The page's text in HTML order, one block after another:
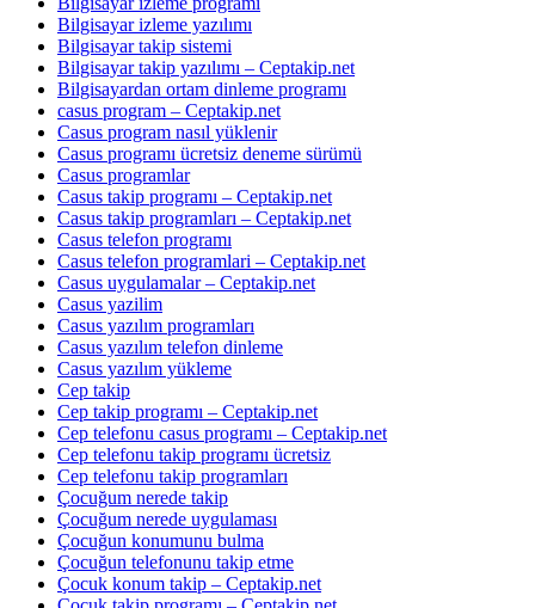
Bilgisayar izleme yazılımı
Bilgisayar takip sistemi
Bilgisayar takip yazılımı – Ceptakip.net
Bilgisayardan ortam dinleme programı
casus program – Ceptakip.net
Casus program nasıl yüklenir
Casus programı ücretsiz deneme sürümü
Casus programlar
Casus takip programı – Ceptakip.net
Casus takip programları – Ceptakip.net
Casus telefon programı
Casus telefon programlari – Ceptakip.net
Casus uygulamalar – Ceptakip.net
Casus yazilim
Casus yazılım programları
Casus yazılım telefon dinleme
Casus yazılım yükleme
Cep takip
Cep takip programı – Ceptakip.net
Cep telefonu casus programı – Ceptakip.net
Cep telefonu takip programı ücretsiz
Cep telefonu takip programları
Çocuğum nerede takip
Çocuğum nerede uygulaması
Çocuğun konumunu bulma
Çocuğun telefonunu takip etme
Çocuk konum takip – Ceptakip.net